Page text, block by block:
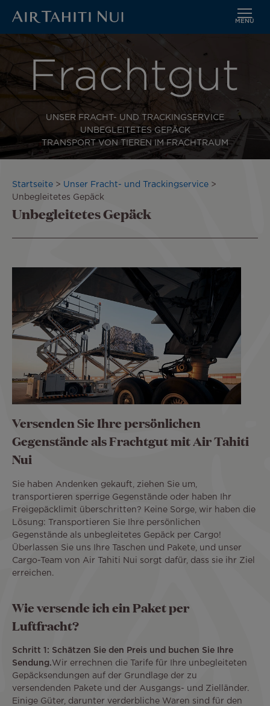
Hauptinhalt
MENÜ
UNSER FRACHT- UND TRACKINGSERVICE
UNBEGLEITETES GEPÄCK
TRANSPORT VON TIEREN IM FRACHTRAUM
Pfadnavigation
Startseite
Unser Fracht- und Trackingservice
Unbegleitetes Gepäck
Unbegleitetes Gepäck
Versenden Sie Ihre persönlichen
Gegenstände als Frachtgut mit Air Tahiti
Nui
Sie haben Andenken gekauft, ziehen Sie um,
transportieren sperrige Gegenstände oder haben Ihr
Freigepäcklimit überschritten? Keine Sorge, wir haben die
Lösung: Transportieren Sie Ihre persönlichen
Gegenstände als unbegleitetes Gepäck per Cargo!
Überlassen Sie uns Ihre Taschen und Pakete, und unser
Cargo-Team von Air Tahiti Nui sorgt dafür, dass sie ihr Ziel
erreichen.
Wie versende ich ein Paket per
Luftfracht?
Schritt 1: Schätzen Sie den Preis und buchen Sie Ihre
Sendung.Wir errechnen die Tarife für Ihre unbegleiteten
Gepäcksendungen auf der Grundlage der zu
versendenden Pakete und der Ausgangs- und Zielländer.
Einige Güter, darunter verderbliche Waren sind für den